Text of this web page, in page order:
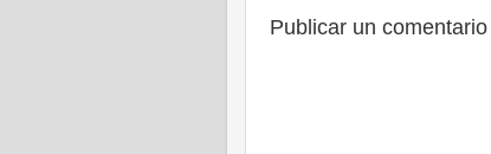
Publicar un comentario